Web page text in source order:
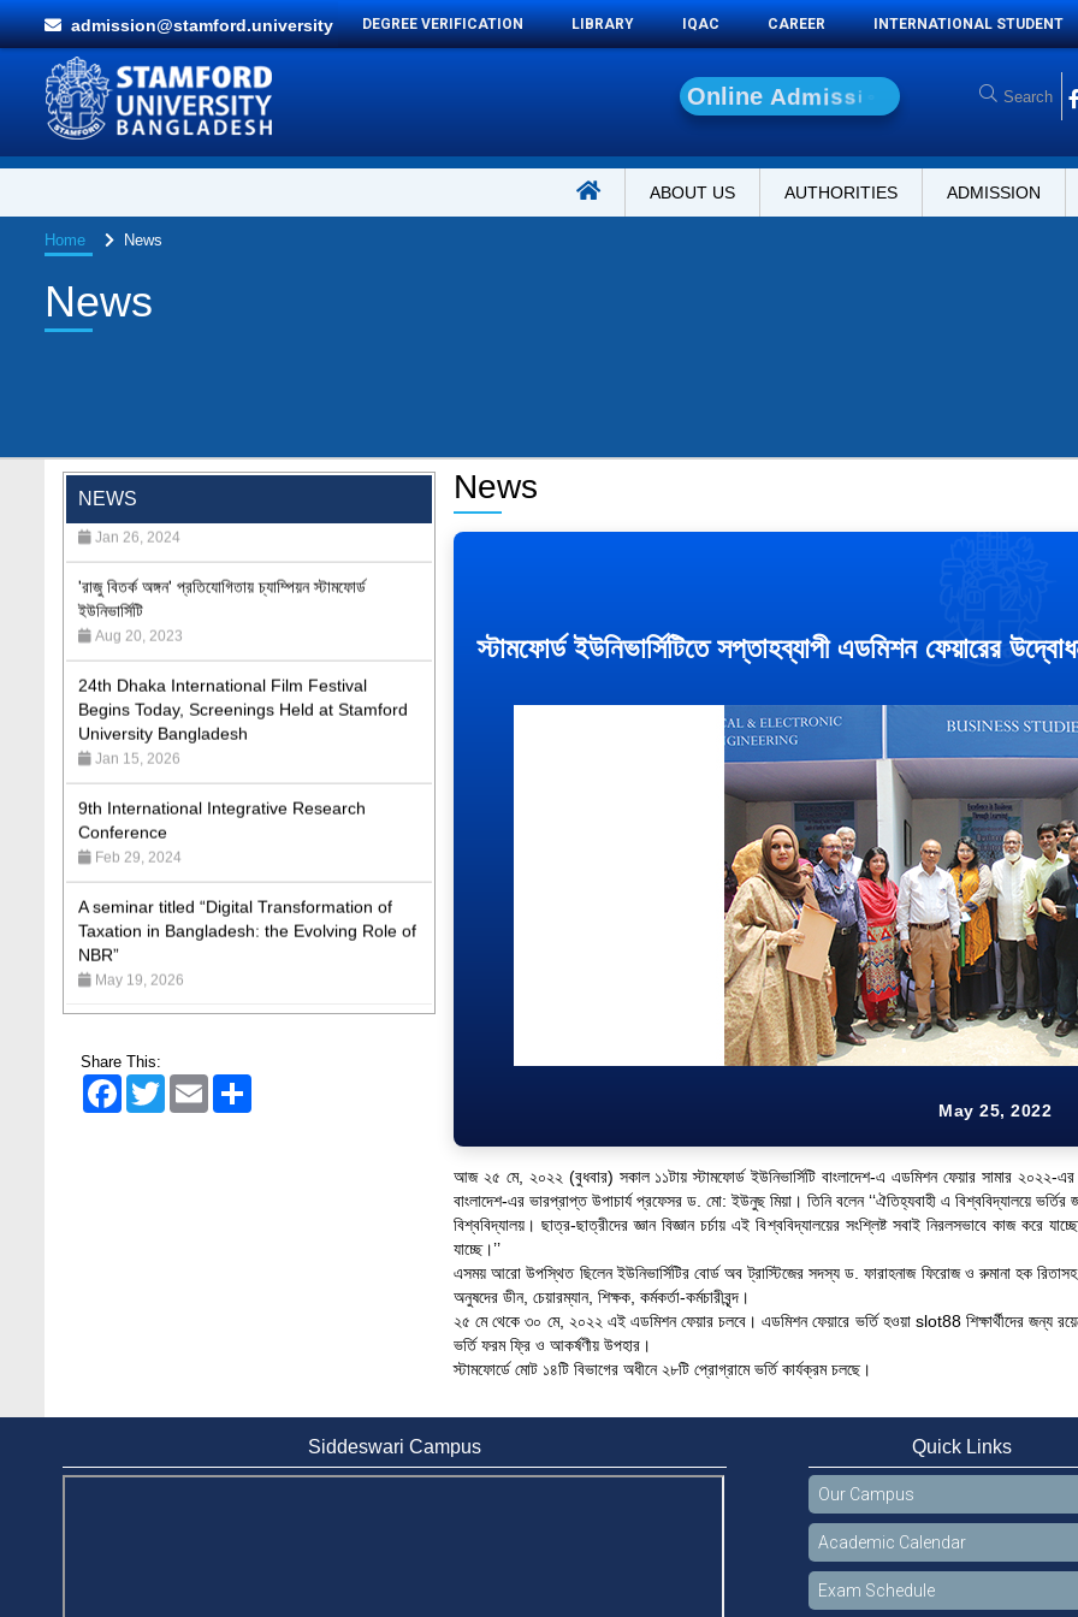
admission@stamford.university DEGREE VERIFICATION LIBRARY IQAC CAREER INTERNATIONAL STUDENT
On ine Admissi
ABOUT US AUTHORITIES ADMISSION
Home News
News
NEWS
72 in the BBA Program
Jan 26, 2024
'রাজু বিতর্ক অঙ্গন' প্রতিযোগিতায় চ্যাম্পিয়ন স্টামফোর্ড
ইউনিভার্সিটি
Aug 20, 2023
24th Dhaka International Film Festival
University Bangladesh
Jan 15, 2026
9th International Integrative Research
Feb 29, 2024
A seminar titled “Digital Transformation of
NBR”
May 19, 2026
Academic Excellence Award 2023 and Quiz
Competition, Spring 2023: Dept. of Law
Admission Fair Spring 2026 underway at
Stamford University Bangladesh
Share This:
FacebookTwitter Email
News
স্টামফোর্ড ইউনিভার্সিটিতে সপ্তাহব্যাপী এডমিশন ফেয়ারের
May 25, 2022
আজ ২৫ মে, ২০২২ (বুধবার) সকাল ১১টায় স্টামফোর্ড ইউনিভার্সিটি বাংলাদেশ-এ এডমিশন ফেয়ার সামার ২০২২-
বাংলাদেশ-এর ভারপ্রাপ্ত উপাচার্য প্রফেসর ড. মো: ইউনুছ মিয়া। তিনি বলেন ‘‘ঐতিহ্যবাহী এ বিশ্ববিদ্যালয়ে
বিশ্ববিদ্যালয়। ছাত্র-ছাত্রীদের জ্ঞান বিজ্ঞান চর্চায় এই বিশ্ববিদ্যালয়ের সংশ্লিষ্ট সবাই নিরলসভাবে কাজ
যাচ্ছে।’’
এসময় আরো উপস্থিত ছিলেন ইউনিভার্সিটির বোর্ড অব ট্রাস্টিজের সদস্য ড. ফারাহনাজ ফিরোজ ও রুমানা হক
অনুষদের ডীন, চেয়ারম্যান, শিক্ষক, কর্মকর্তা-কর্মচারীবৃন্দ।
২৫ মে থেকে ৩০ মে, ২০২২ এই এডমিশন ফেয়ার চলবে। এডমিশন ফেয়ারে ভর্তি হওয়া slot88শিক্ষার্থীদের জন্য
ভর্তি ফরম ফ্রি ও আকর্ষণীয় উপহার।
স্টামফোর্ডে মোট ১৪টি বিভাগের অধীনে ২৮টি প্রোগ্রামে ভর্তি কার্যক্রম চলছে।
Siddeswari Campus Quick Links
Our Campus
Academic Calendar
Exam Schedule